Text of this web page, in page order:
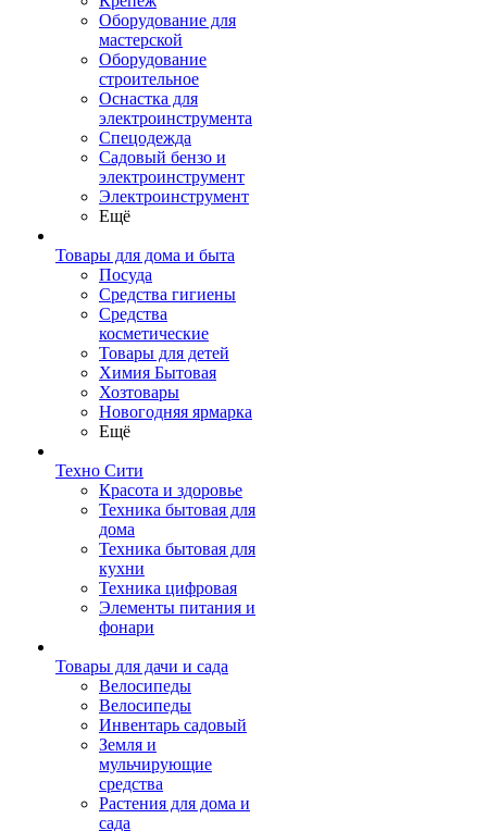
Оборудование для
мастерской
Оборудование
строительное
Оснастка для
электроинструмента
Спецодежда
Садовый бензо и
электроинструмент
Электроинструмент
Ещё
Товары для дома и быта
Посуда
Средства гигиены
Средства
косметические
Товары для детей
Химия Бытовая
Хозтовары
Новогодняя ярмарка
Ещё
Техно Сити
Красота и здоровье
Техника бытовая для
дома
Техника бытовая для
кухни
Техника цифровая
Элементы питания и
фонари
Товары для дачи и сада
Велосипеды
Велосипеды
Инвентарь садовый
Земля и
мульчирующие
средства
Растения для дома и
сада